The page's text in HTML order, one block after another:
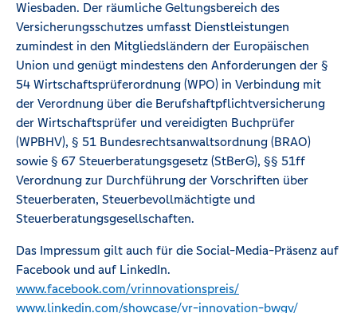
Wiesbaden. Der räumliche Geltungsbereich des
Versicherungsschutzes umfasst Dienstleistungen
zumindest in den Mitgliedsländern der Europäischen
Union und genügt mindestens den Anforderungen der §
54 Wirtschaftsprüferordnung (WPO) in Verbindung mit
der Verordnung über die Berufshaftpflichtversicherung
der Wirtschaftsprüfer und vereidigten Buchprüfer
(WPBHV), § 51 Bundesrechtsanwaltsordnung (BRAO)
sowie § 67 Steuerberatungsgesetz (StBerG), §§ 51ff
Verordnung zur Durchführung der Vorschriften über
Steuerberaten, Steuerbevollmächtigte und
Steuerberatungsgesellschaften.
Das Impressum gilt auch für die Social-Media-Präsenz auf
Facebook und auf LinkedIn.
www.facebook.com/vrinnovationspreis/
www.linkedin.com/showcase/vr-innovation-bwgv/